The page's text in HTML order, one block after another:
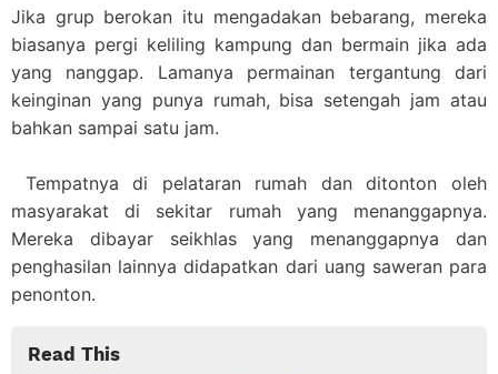
Jika grup berokan itu mengadakan bebarang, mereka
biasanya pergi keliling kampung dan bermain jika ada
yang nanggap. Lamanya permainan tergantung dari
keinginan yang punya rumah, bisa setengah jam atau
bahkan sampai satu jam.
Tempatnya di pelataran rumah dan ditonton oleh
masyarakat di sekitar rumah yang menanggapnya.
Mereka dibayar seikhlas yang menanggapnya dan
penghasilan lainnya didapatkan dari uang saweran para
penonton.
Read This